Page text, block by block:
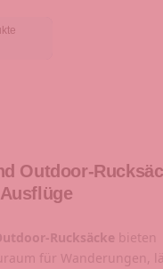
Outdoor-
Rucksäcke bieten
für Wanderungen,